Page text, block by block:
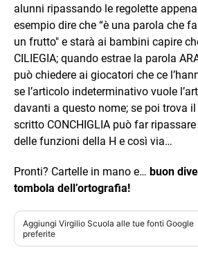
alunni ripassando le regolette
esempio dire che “è una parola che
un frutto" e starà ai bambini capire
CILIEGIA; quando estrae la parola
può chiedere ai giocatori che ce
se l’articolo indeterminativo vuole
davanti a questo nome; se poi trova
scritto CONCHIGLIA può far
delle funzioni della H e così via…
Pronti? Cartelle in mano e… buon
tombola dell’ortografia!
Aggiungi Virgilio Scuola alle tue fonti Google
preferite